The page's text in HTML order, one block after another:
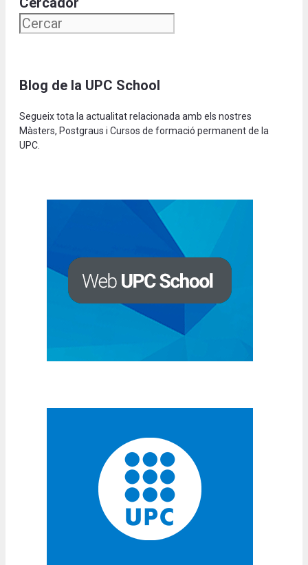
Blog de la UPC School
Segueix tota la actualitat relacionada amb els nostres
Màsters, Postgraus i Cursos de formació permanent de la
UPC.